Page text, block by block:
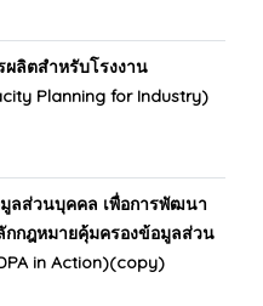
ผลิตสำหรับโรงงาน
Planning for Industry)
ลส่วนบุคคล เพื่อการพัฒนา
กกฎหมายคุ้มครองข้อมูลส่วน
in Action)(copy)